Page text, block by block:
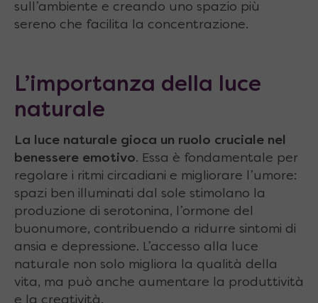
sull’ambiente e creando uno spazio più
sereno che facilita la concentrazione.
L’importanza della luce
naturale
La luce naturale gioca un ruolo cruciale nel
benessere emotivo. Essa è fondamentale per
regolare i ritmi circadiani e migliorare l’umore:
spazi ben illuminati dal sole stimolano la
produzione di serotonina, l’ormone del
buonumore, contribuendo a ridurre sintomi di
ansia e depressione. L’accesso alla luce
naturale non solo migliora la qualità della
vita, ma può anche aumentare la produttività